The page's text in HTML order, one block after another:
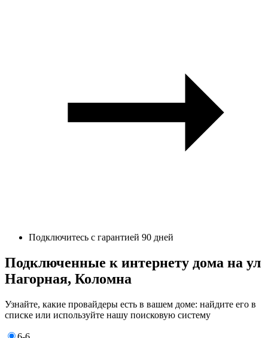
Подключитесь с гарантией 90 дней
Подключенные к интернету дома на ул
Нагорная, Коломна
Узнайте, какие провайдеры есть в вашем доме: найдите его в
списке или используйте нашу поисковую систему